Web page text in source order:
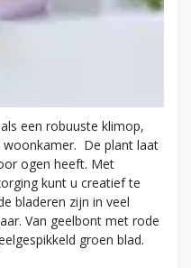
een robuuste klimop,
De plant laat
ogen heeft. Met
kunt u creatief te
bladeren zijn in veel
Van geelbont met rode
groen blad.